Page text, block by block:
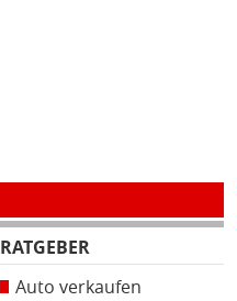
RATGEBER
Auto verkaufen